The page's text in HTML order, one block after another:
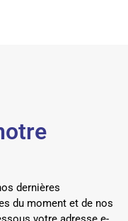
dernières
du moment et de nos